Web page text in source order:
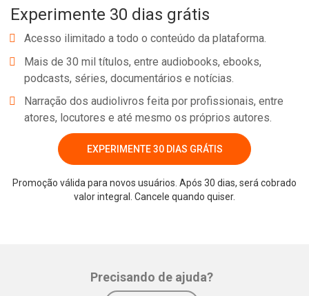
Experimente 30 dias grátis
Acesso ilimitado a todo o conteúdo da plataforma.
Mais de 30 mil títulos, entre audiobooks, ebooks,
podcasts, séries, documentários e notícias.
Narração dos audiolivros feita por profissionais, entre
atores, locutores e até mesmo os próprios autores.
EXPERIMENTE 30 DIAS GRÁTIS
Promoção válida para novos usuários. Após 30 dias, será cobrado
valor integral. Cancele quando quiser.
Precisando de ajuda?